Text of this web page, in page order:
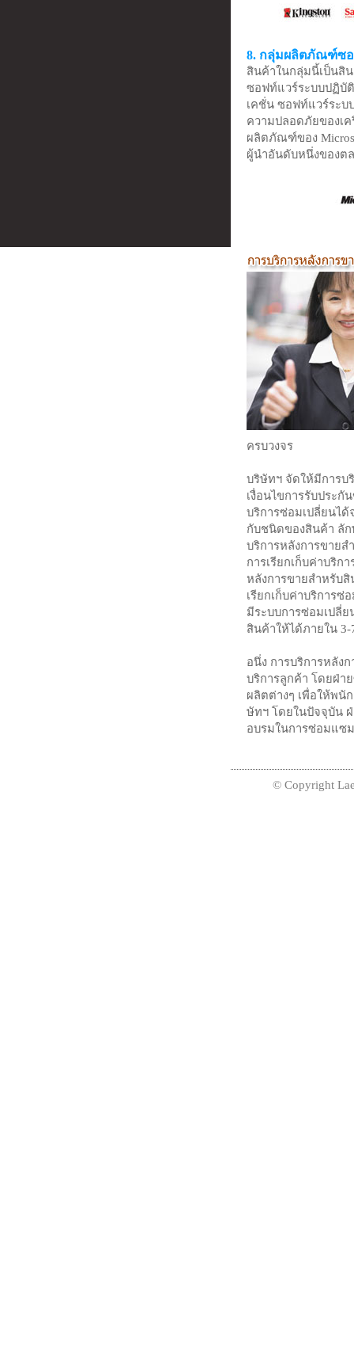
8. กลุ่มผลิตภัณฑ์ซอ
สินค้าในกลุ่มนี้เป็นสิ
ซอฟท์แวร์ระบบปฏิบั
เคชั่น ซอฟท์แวร์ระบ
ความปลอดภัยของเ
ผลิตภัณฑ์ของ
ผู้นำอันดับหนึ่งของต
ครบวงจร
บริษัทฯ จัดให้มีการบ
เงื่อนไขการรับประ
บริการซ่อมเปลี่ยนไ
กับชนิดของสินค้า ลัก
บริการหลังการขายส
การเรียกเก็บค่าบริ
หลังการขายสำหรับ
เรียกเก็บค่าบริการ
มีระบบการซ่อมเปลี่
สินค้าให้ได้ภายใน 3-
อนึ่ง การบริการหลัง
บริการลูกค้า โดยฝ่า
ผลิตต่างๆ เพื่อให้พ
ษัทฯ โดยในปัจจุบัน
อบรมในการซ่อมแซ
© Copyright